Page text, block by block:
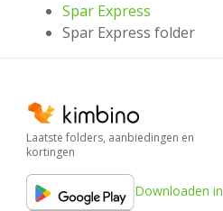
Spar Express
Spar Express folder
Laatste folders, aanbiedingen en
kortingen
Downloaden in